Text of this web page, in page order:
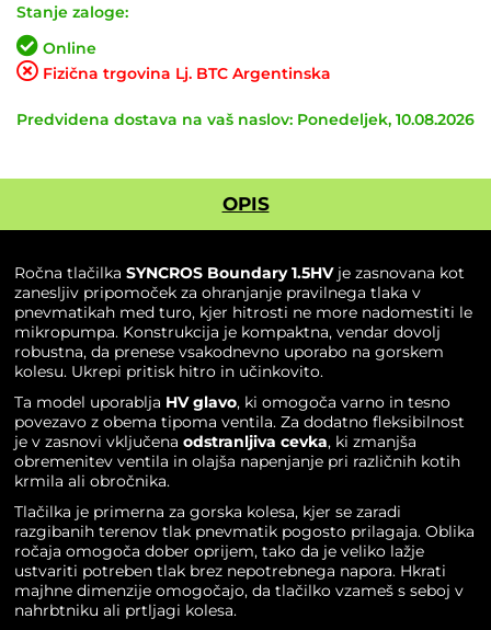
1.5HV
količina
Stanje zaloge:
Online
Fizična trgovina Lj. BTC Argentinska
Predvidena dostava na vaš naslov: Ponedeljek, 10.08.2026
OPIS
Ročna tlačilka SYNCROS Boundary 1.5HVje zasnovana kot
zanesljiv pripomoček za ohranjanje pravilnega tlaka v
pnevmatikah med turo, kjer hitrosti ne more nadomestiti le
mikropumpa. Konstrukcija je kompaktna, vendar dovolj
robustna, da prenese vsakodnevno uporabo na gorskem
kolesu. Ukrepi pritisk hitro in učinkovito.
Ta model uporablja HV glavo, ki omogoča varno in tesno
povezavo z obema tipoma ventila. Za dodatno fleksibilnost
je v zasnovi vključena odstranljiva cevka, ki zmanjša
obremenitev ventila in olajša napenjanje pri različnih kotih
krmila ali obročnika.
Tlačilka je primerna za gorska kolesa, kjer se zaradi
razgibanih terenov tlak pnevmatik pogosto prilagaja. Oblika
ročaja omogoča dober oprijem, tako da je veliko lažje
ustvariti potreben tlak brez nepotrebnega napora. Hkrati
majhne dimenzije omogočajo, da tlačilko vzameš s seboj v
nahrbtniku ali prtljagi kolesa.